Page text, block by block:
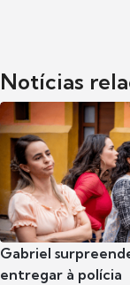
Notícias
Gabriel
entregar à polícia